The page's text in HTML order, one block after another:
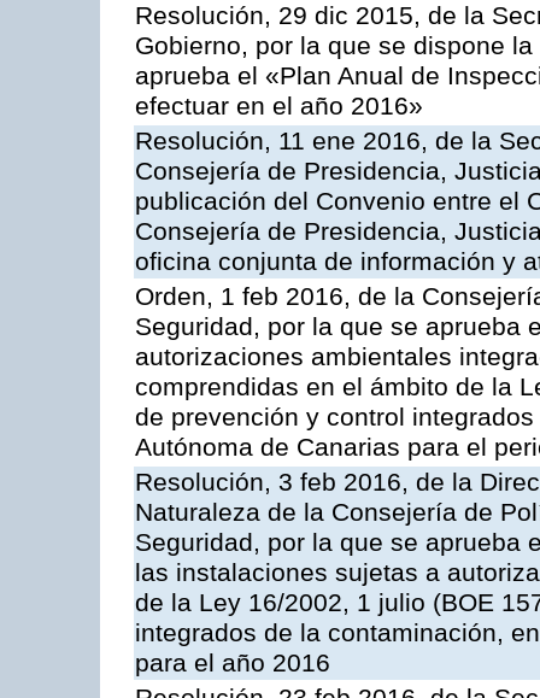
Resolución, 29 dic 2015, de la
Gobierno, por la que se dispone
aprueba el «Plan Anual de
efectuar en el año 2016»
Resolución, 11 ene 2016, de la
Consejería de Presidencia,
publicación del Convenio entre el
Consejería de Presidencia,
oficina conjunta de información y
Orden, 1 feb 2016, de la
Seguridad, por la que se aprueba
autorizaciones ambientales
comprendidas en el ámbito de la
de prevención y control
Autónoma de Canarias para el
Resolución, 3 feb 2016, de la
Naturaleza de la Consejería de
Seguridad, por la que se aprueba
las instalaciones sujetas a
de la Ley 16/2002, 1 julio (BOE
integrados de la contaminación,
para el año 2016